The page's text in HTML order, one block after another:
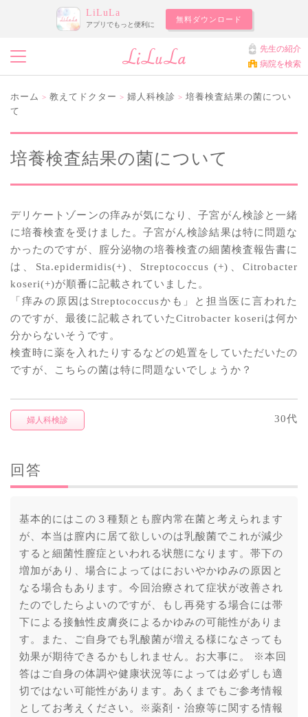
LiLuLa
アプリでもっと便利に
無料ダウンロード
先生の紹介
病院を検索
ホーム > 教えてドクター > 婦人科検診 > 培養検査結果の菌につい
て
培養検査結果の菌について
デリケートゾーンの痒みが気になり、子宮がん検診と一緒
に培養検査を受けました。子宮がん検診結果は特に問題な
かったのですが、腟分泌物の培養検査の細菌検査報告書に
は、Sta.epidermidis(+)、Streptococcus (+)、Citrobacter
koseri(+)が順番に記載されていました。
「痒みの原因はStreptococcusかも」と担当医に言われた
のですが、最後に記載されていたCitrobacter koseriは何か
分からないそうです。
検査時に薬を入れたりするなどの処置をしていただいたの
ですが、こちらの菌は特に問題ないでしょうか？
婦人科検診 30代
回答
基本的にはこの３種類とも膣内常在菌と考えられます
が、本当は膣内に居て欲しいのは乳酸菌でこれが減少
すると細菌性膣症といわれる状態になります。帯下の
増加があり、場合によってはにおいやかゆみの原因と
なる場合もあります。今回治療されて症状が改善され
たのでしたらよいのですが、もし再発する場合には帯
下による接触性皮膚炎によるかゆみの可能性がありま
す。また、ご自身でも乳酸菌が増える様になさっても
効果が期待できるかもしれません。お大事に。 ※本回
答はご自身の体調や健康状況等によっては必ずしも適
切ではない可能性があります。あくまでもご参考情報
としてお考えください。※薬剤・治療等に関する情報